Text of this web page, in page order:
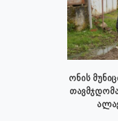
ონის